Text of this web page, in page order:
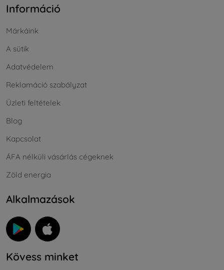
Információ
Márkáink
A sütik
Adatvédelem
Reklamáció szabályzat
Üzleti feltételek
Blog
Kapcsolat
ÁFA nélküli vásárlás cégeknek
Zöld energia
Alkalmazások
Kövess minket